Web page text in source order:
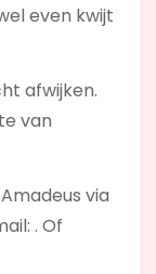
even kwijt
afwijken.
van
via
. Of